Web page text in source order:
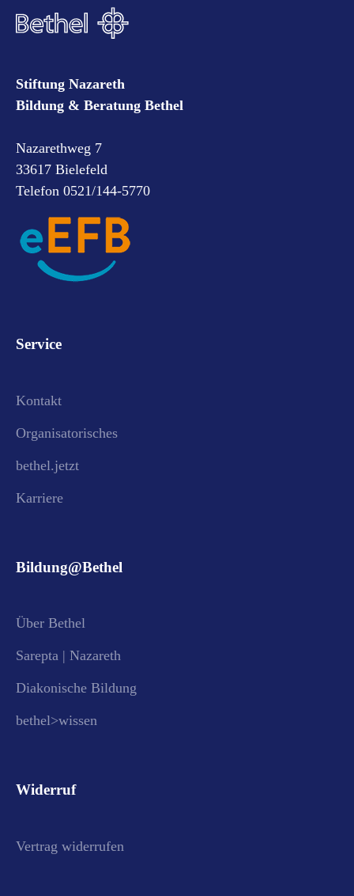
Stiftung Nazareth
Bildung & Beratung Bethel
Nazarethweg 7
33617 Bielefeld
Telefon 0521/144-5770
Service
Kontakt
Organisatorisches
bethel.jetzt
Karriere
Bildung@Bethel
Über Bethel
Sarepta | Nazareth
Diakonische Bildung
bethel>wissen
Widerruf
Vertrag widerrufen